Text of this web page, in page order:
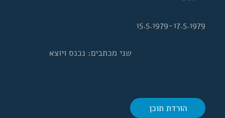
הורדת תוכן
שני מכתבים: נכנס ויוצא
15.5.1979-17.5.1979